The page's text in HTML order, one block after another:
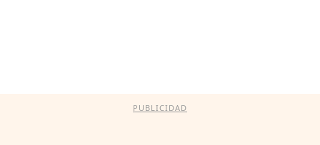
PUBLICIDAD